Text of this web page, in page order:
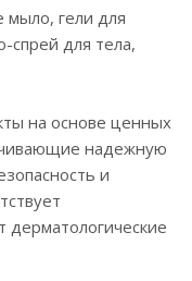
мыло, гели для
спрей для тела,
на основе ценных
надежную
и
дерматологические